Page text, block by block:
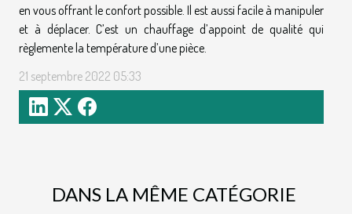
en vous offrant le confort possible. Il est aussi facile à manipuler
et à déplacer. C’est un chauffage d’appoint de qualité qui
règlemente la température d’une pièce.
21 septembre 2022 05:33
DANS LA MÊME CATÉGORIE